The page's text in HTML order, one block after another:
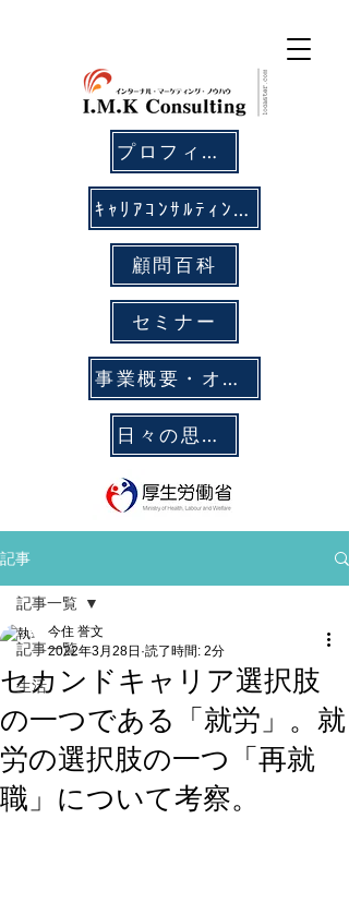
プロフィール
ｷｬﾘｱｺﾝｻﾙﾃｨﾝｸﾞ
顧問百科
セミナー
事業概要・オフィス拠点
日々の思考メモ
記事
記事一覧
生活
記事一覧
セカンドキャリア選択肢
の一つである「就労」。就
労の選択肢の一つ「再就
職」について考察。
今住 誉文
2022年3月28日 読了時間: 2分